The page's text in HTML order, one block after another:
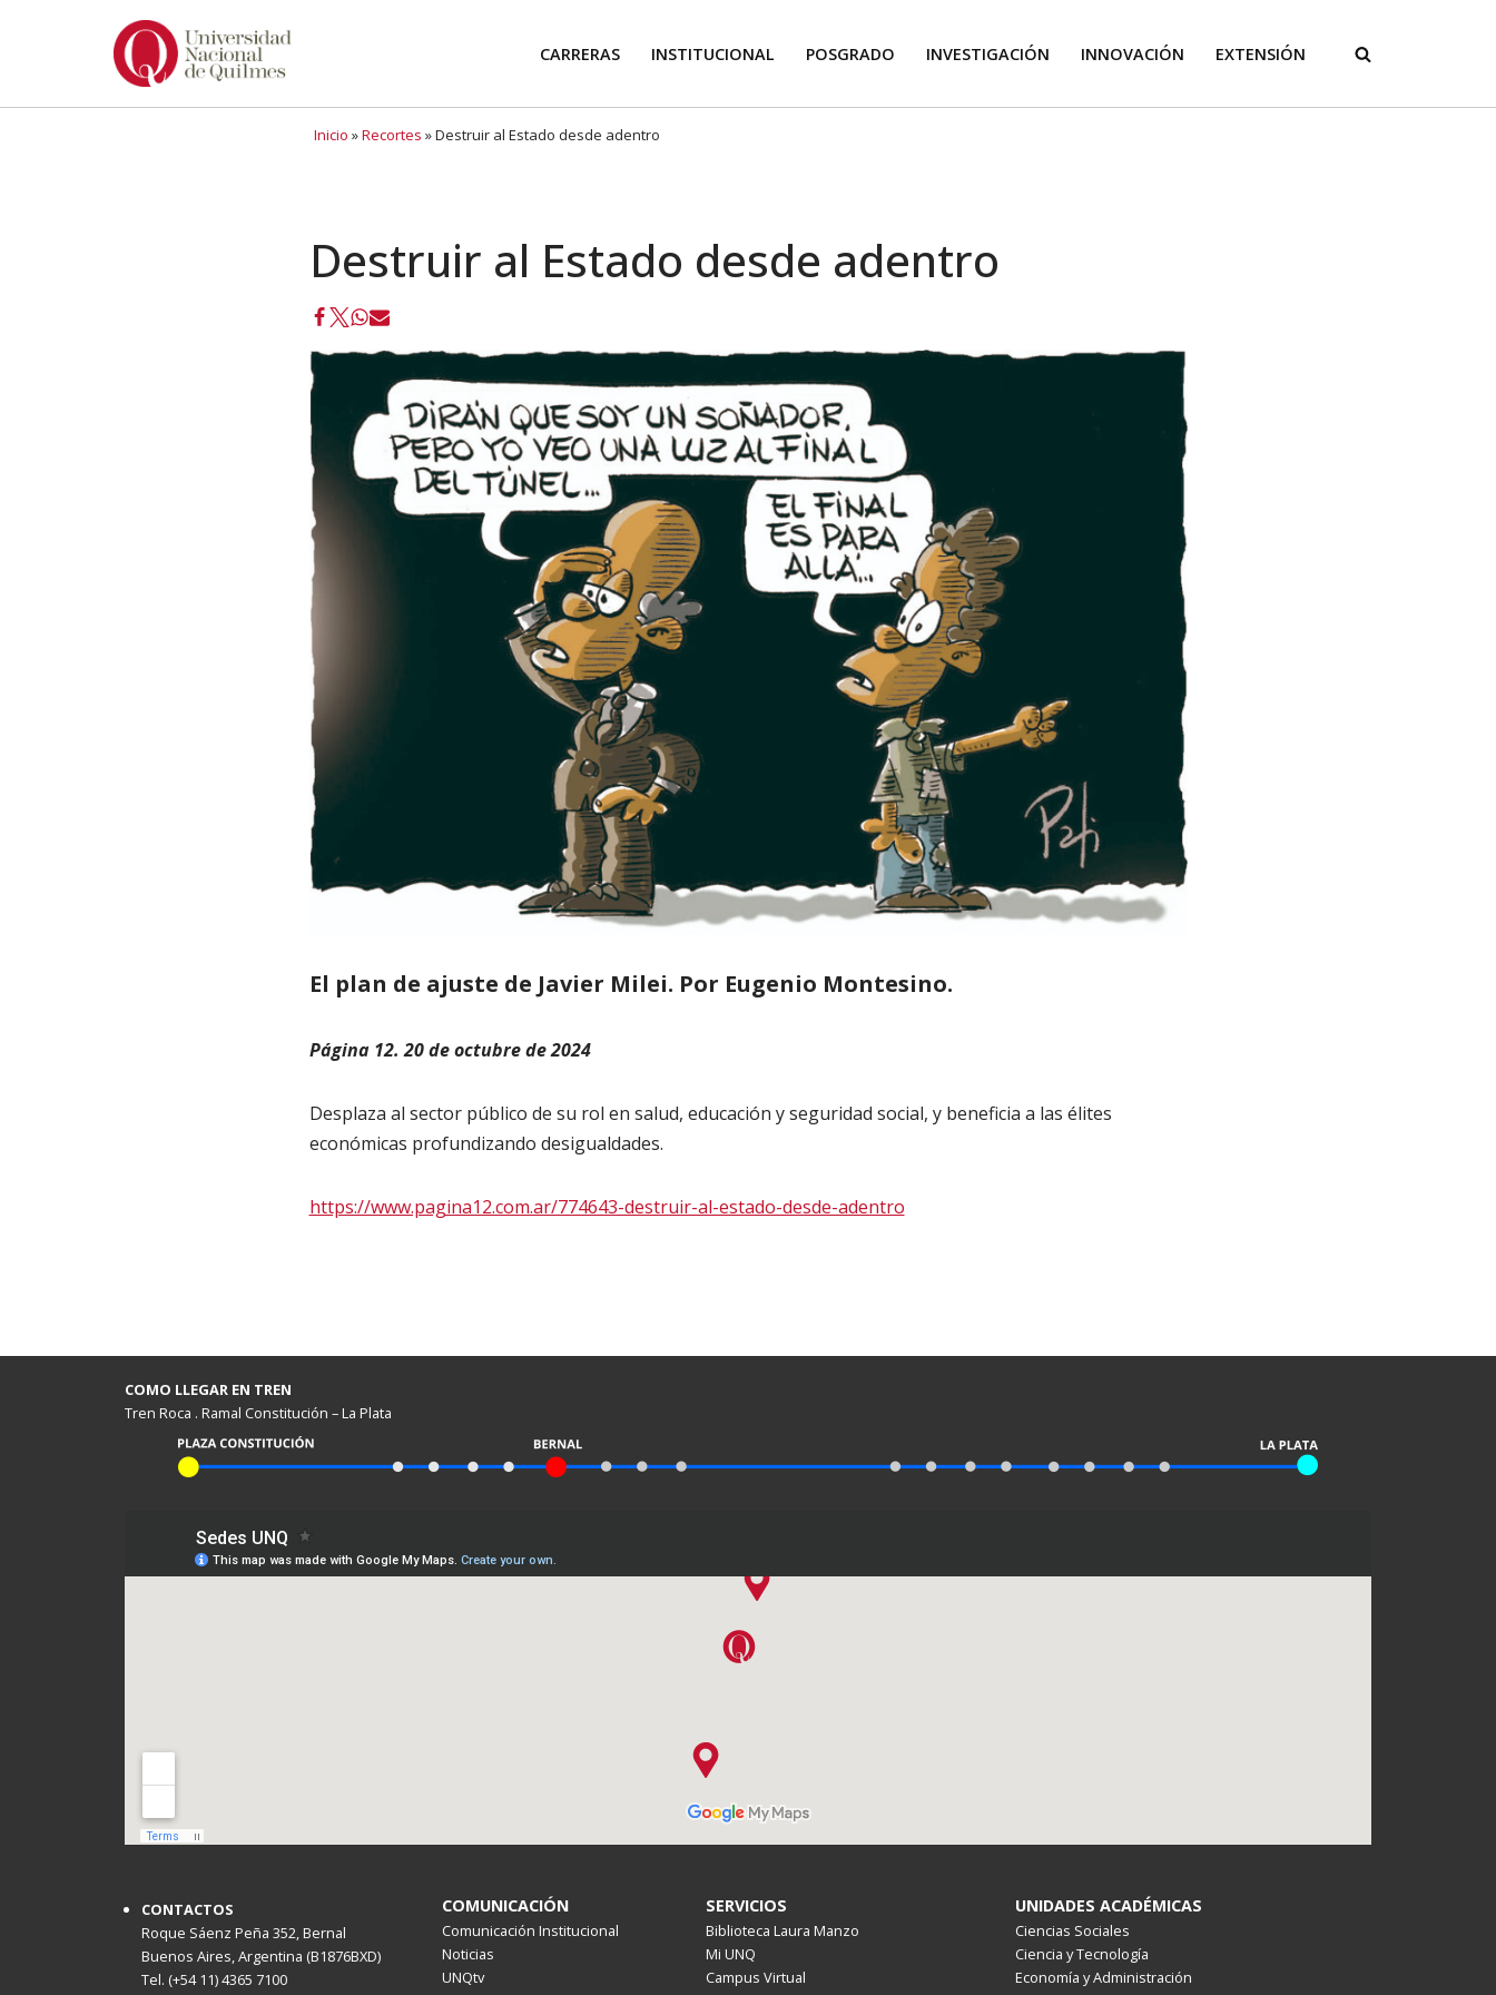
CARRERAS INSTITUCIONAL POSGRADO INVESTIGACIÓN INNOVACIÓN EXTENSIÓN
Inicio »Recortes »Destruir al Estado desde adentro
Destruir al Estado desde adentro
El plan de ajuste de Javier Milei. Por Eugenio Montesino.
Página 12. 20 de octubre de 2024
Desplaza al sector público de su rol en salud, educación y seguridad social, y beneficia a las élites
económicas profundizando desigualdades.
https://www.pagina12.com.ar/774643-destruir-al-estado-desde-adentro
COMO LLEGAR EN TREN
Tren Roca . Ramal Constitución – La Plata
CONTACTOS
Roque Sáenz Peña 352, Bernal
Buenos Aires, Argentina (B1876BXD)
Tel. (+54 11) 4365 7100
COMUNICACIÓN
Comunicación Institucional
Noticias
UNQtv
SERVICIOS
Biblioteca Laura Manzo
Mi UNQ
Campus Virtual
UNIDADES ACADÉMICAS
Ciencias Sociales
Ciencia y Tecnología
Economía y Administración